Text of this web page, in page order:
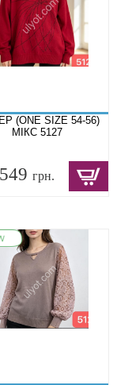
(ONE SIZE 54-56)
МІКС 5127
549грн.